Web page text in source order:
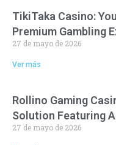
TikiTaka Casino:
Premium Gambling
27 de mayo de 2026
Ver más
Rollino Gaming
Solution Featuring
27 de mayo de 2026